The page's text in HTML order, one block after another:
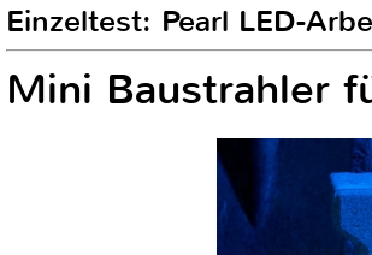
Einzeltest: Pearl LED-
Mini Baustrahler